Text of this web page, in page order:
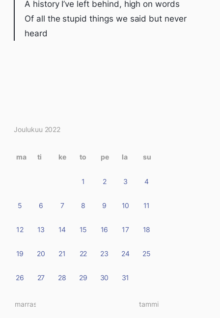
A history I’ve left behind, high on words
Of all the stupid things we said but never
heard
Kirjoitukset
Joulukuu 2022
ma ti ke to pe la su
1 2 3 4
5 6 7 8 9 10 11
12 13 14 15 16 17 18
19 20 21 22 23 24 25
26 27 28 29 30 31
« marras tammi »